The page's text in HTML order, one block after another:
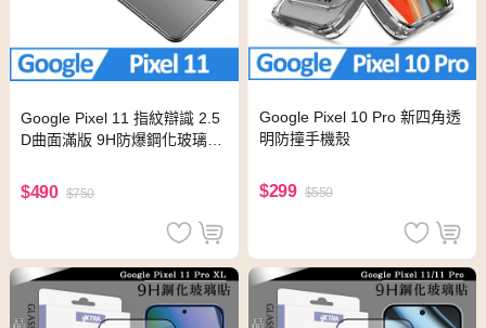
Google Pixel 11 指紋辯識 2.5
D曲面滿版 9H防爆鋼化玻璃保
$490 $750
Google Pixel 10 Pro 新四角透
明防撞手機殼
$299 $550